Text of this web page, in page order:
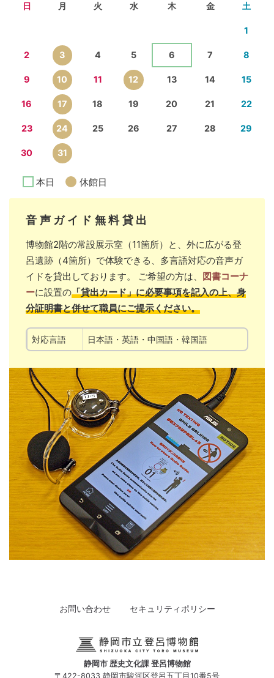
日 月 火 水 木 金 土
1
2 3 4 5 6 7 8
9 10 11 12 13 14 15
16 17 18 19 20 21 22
23 24 25 26 27 28 29
30 31
本日 休館日
音声ガイド無料貸出
博物館2階の常設展示室（11箇所）と、外に広がる登
呂遺跡（4箇所）で体験できる、多言語対応の音声ガ
イドを貸出しております。 ご希望の方は、
図書コーナ
ーに設置の「貸出カード」に必要事項を記入の上、身
分証明書と併せて職員にご提示ください。
対応言語 日本語・英語・中国語・韓国語
静岡市 歴史文化課 登呂博物館
〒422-8033 静岡市駿河区登呂五丁目10番5号
お問い合わせ セキュリティポリシー